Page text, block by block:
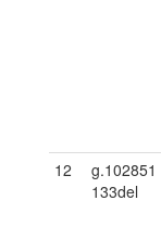
12
g.102851
133del